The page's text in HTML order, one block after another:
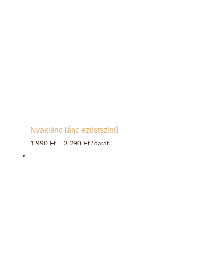
Nyaklánc lánc ezüstszínű
1.990 Ft – 3.290 FtÁrtartomány:
/ darab